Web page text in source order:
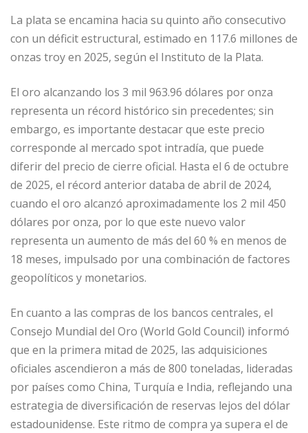
La plata se encamina hacia su quinto año consecutivo
con un déficit estructural, estimado en 117.6 millones de
onzas troy en 2025, según el Instituto de la Plata.
El oro alcanzando los 3 mil 963.96 dólares por onza
representa un récord histórico sin precedentes; sin
embargo, es importante destacar que este precio
corresponde al mercado spot intradía, que puede
diferir del precio de cierre oficial. Hasta el 6 de octubre
de 2025, el récord anterior databa de abril de 2024,
cuando el oro alcanzó aproximadamente los 2 mil 450
dólares por onza, por lo que este nuevo valor
representa un aumento de más del 60 % en menos de
18 meses, impulsado por una combinación de factores
geopolíticos y monetarios.
En cuanto a las compras de los bancos centrales, el
Consejo Mundial del Oro (World Gold Council) informó
que en la primera mitad de 2025, las adquisiciones
oficiales ascendieron a más de 800 toneladas, lideradas
por países como China, Turquía e India, reflejando una
estrategia de diversificación de reservas lejos del dólar
estadounidense. Este ritmo de compra ya supera el de